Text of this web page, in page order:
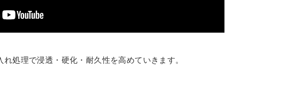
処理で浸透・硬化・耐久性を高めていきます。